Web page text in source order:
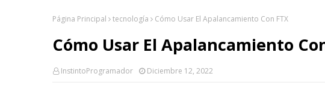
Página Principal tecnología Cómo Usar El Apalancamiento Con FTX
Cómo Usar El Apalancamiento
InstintoProgramador Diciembre 12, 2022